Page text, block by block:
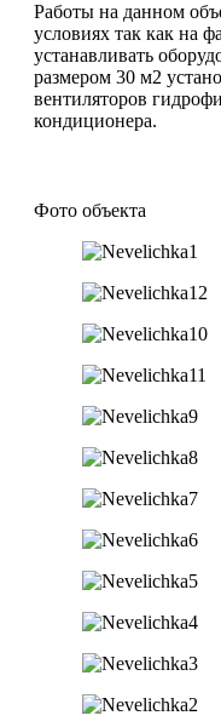
Работы на данном
условиях так как на
устанавливать
размером 30 м2
вентиляторов
кондиционера.
Фото объекта